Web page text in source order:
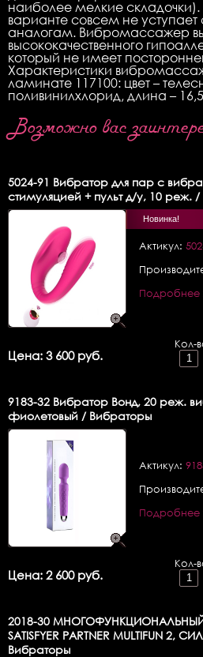
наиболее мелкие
варианте совсем не
аналогам. Вибромассажер
высококачественного
который не имеет
Характеристики
ламинате 117100: цвет –
поливинилхлорид, длина –
Возможно вас
5024-91 Вибратор для пар с
стимуляцией + пульт д/у, 10 реж.
Новинка!
Актикул:
Подробнее
Цена: 3 600 руб.
Кол-
9183-32 Вибратор Вонд, 20 реж.
фиолетовый / Вибраторы
Актикул:
Подробнее
Цена: 2 600 руб.
Кол-
2018-30
SATISFYER PARTNER MULTIFUN
Вибраторы